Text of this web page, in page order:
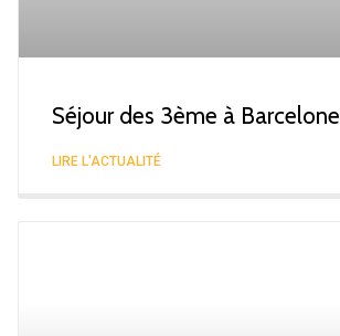
Séjour des 3ème à Barcelone
LIRE L'ACTUALITÉ